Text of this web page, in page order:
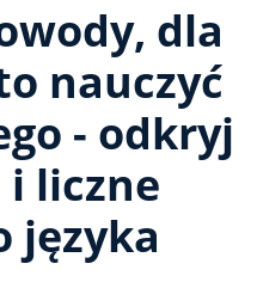
dla
nauczyć
- odkryj
liczne
języka